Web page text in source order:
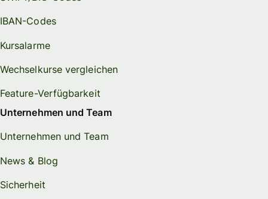
IBAN-Codes
Kursalarme
Wechselkurse vergleichen
Feature-Verfügbarkeit
Unternehmen und Team
Unternehmen und Team
News & Blog
Sicherheit